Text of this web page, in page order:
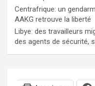
Centrafrique: un
AAKG retrouve la liberté
Libye: des travailleurs
des agents de sécurité,